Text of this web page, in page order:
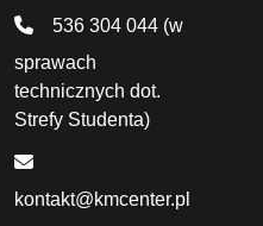
536 304 044 (w
sprawach
technicznych dot.
Strefy Studenta)
kontakt@kmcenter.pl